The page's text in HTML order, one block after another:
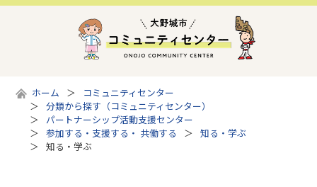
ホーム
コミュニティセンター
分類から探す（コミュニティセンター）
パートナーシップ活動支援センター
参加する・支援する・ 共働する
知る・学ぶ
知る・学ぶ